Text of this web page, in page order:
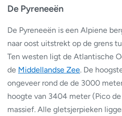
De Pyreneeën
De Pyreneeën is een Alpiene
naar oost uitstrekt op de grens
Ten westen ligt de Atlantische
de Middellandse Zee. De
ongeveer rond de de 3000
hoogte van 3404 meter (Pico
massief. Alle gletsjerpieken